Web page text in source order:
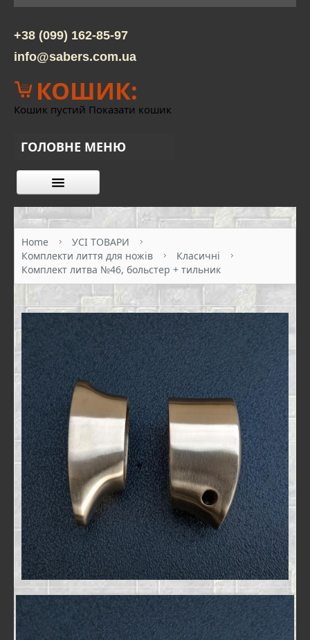
+38 (099) 162-85-97
info@sabers.com.ua
КОШИК:
Кошик пустий Показати кошик
ГОЛОВНЕ МЕНЮ
КАТАЛОГ ТОВАРІВ
КОНТАКТИ
ОПЛАТА ТА ДОСТАВКА
Home
УСІ ТОВАРИ
Комплекти лиття для ножів
Класичні
Комплект литва №46, больстер + тильник